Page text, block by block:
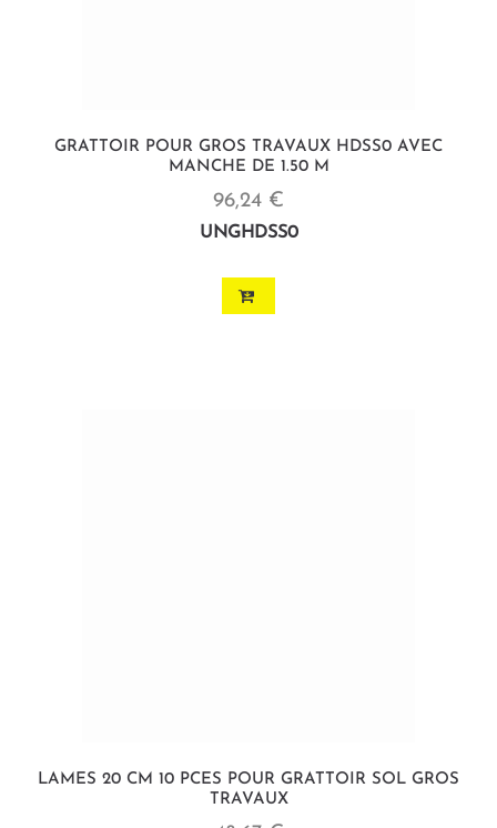
GRATTOIR POUR GROS TRAVAUX HDSS0 AVEC
MANCHE DE 1.50 M
96,24 €
UNGHDSS0
LAMES 20 CM 10 PCES POUR GRATTOIR SOL GROS
TRAVAUX